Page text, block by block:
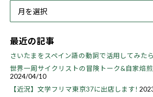
最近の記事
さいたまをスペイン語の動詞で活用してみたら
世界一周サイクリストの冒険トーク&自家焙
2024/04/10
【近況】文学フリマ東京37に出店します!